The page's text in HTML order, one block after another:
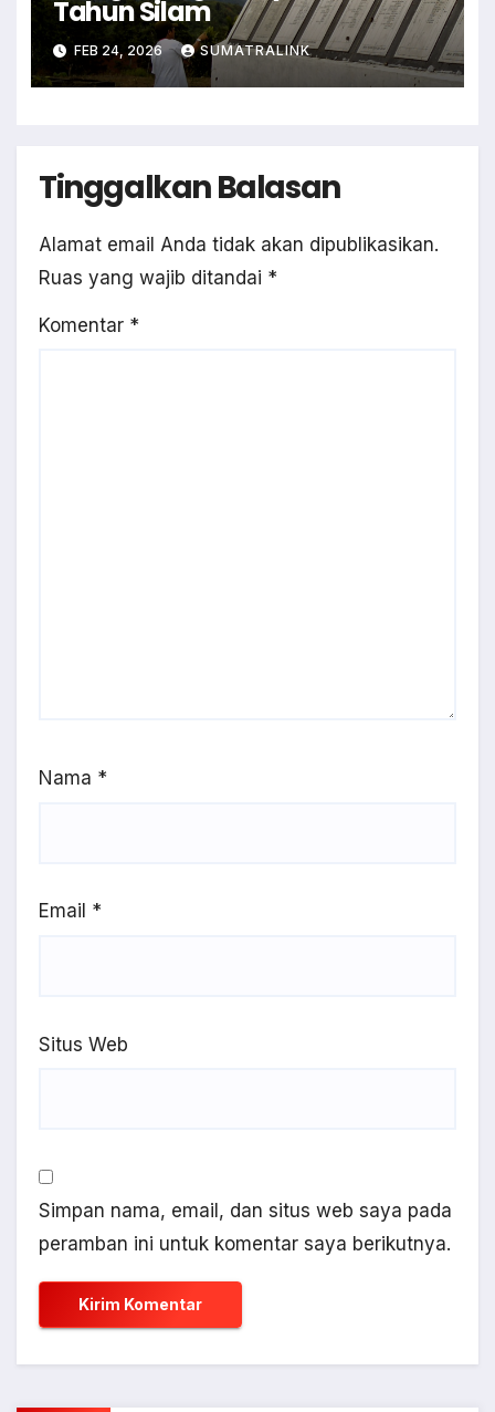
Tahun Silam
FEB 24, 2026 SUMATRALINK
Tinggalkan Balasan
Alamat email Anda tidak akan dipublikasikan.
Ruas yang wajib ditandai *
Komentar *
Nama *
Email *
Situs Web
Simpan nama, email, dan situs web saya pada
peramban ini untuk komentar saya berikutnya.